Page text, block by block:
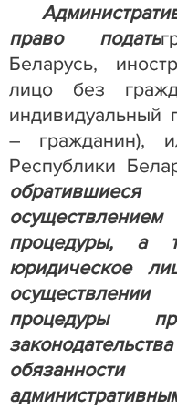
право подать
Беларусь,
лицо без
индивидуальный
– гражданин),
Республики
процедуры, а
юридическое
процедуры